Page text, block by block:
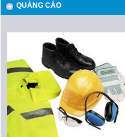
QUẢNG CÁO